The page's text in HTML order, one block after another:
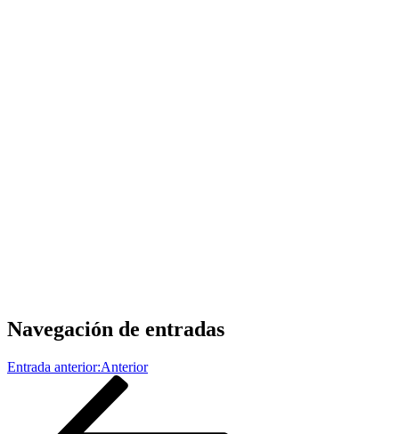
Navegación de entradas
Entrada anterior:Anterior